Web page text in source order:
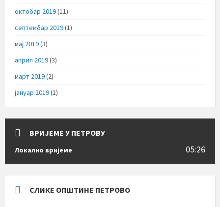
октобар 2019(11)
септембар 2019(1)
мај 2019(3)
април 2019(3)
март 2019(2)
јануар 2019(1)
ВРИЈЕМЕ У ПЕТРОВУ
Локално вријеме 05:26
СЛИКЕ ОПШТИНЕ ПЕТРОВО